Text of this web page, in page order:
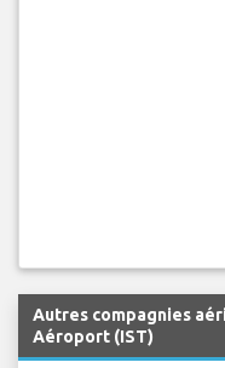
Autres compagnies
Aéroport (IST)